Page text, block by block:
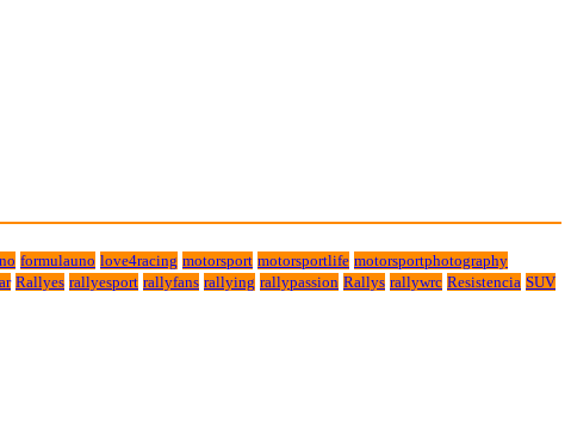
formulauno love4racing motorsport motorsportlife motorsportphotography
Rallyes rallyesport rallyfans rallying rallypassion Rallys rallywrc Resistencia SUV